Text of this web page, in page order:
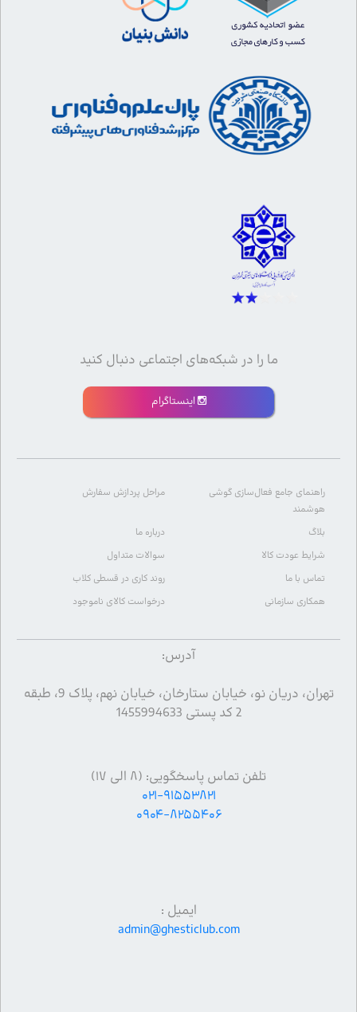
ما را در شبکه‌های اجتماعی دنبال کنید
اینستاگرام
راهنمای جامع فعال‌سازی گوشی
هوشمند
مراحل پردازش سفارش
بلاگ
درباره ما
شرایط عودت کالا
سوالات متداول
تماس با ما
روند کاری در قسطی کلاب
همکاری سازمانی
درخواست کالای ناموجود
آدرس:
تهران، دریان نو، خیابان ستارخان، خیابان نهم، پلاک 9، طبقه
2 کد پستی 1455994633
تلفن تماس پاسخگویی: (۸ الی ۱۷)
۰۲۱-۹۱۵۵۳۸۲۱
۰۹۰۴-۸۲۵۵۴۰۶
ایمیل :
admin@ghesticlub.com